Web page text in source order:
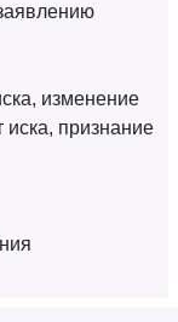
изменение
иска, признание